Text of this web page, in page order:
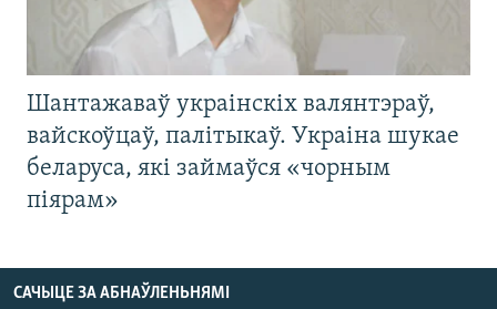
Шантажаваў украінскіх валянтэраў,
вайскоўцаў, палітыкаў. Украіна шукае
беларуса, які займаўся «чорным
піярам»
САЧЫЦЕ ЗА АБНАЎЛЕНЬНЯМІ